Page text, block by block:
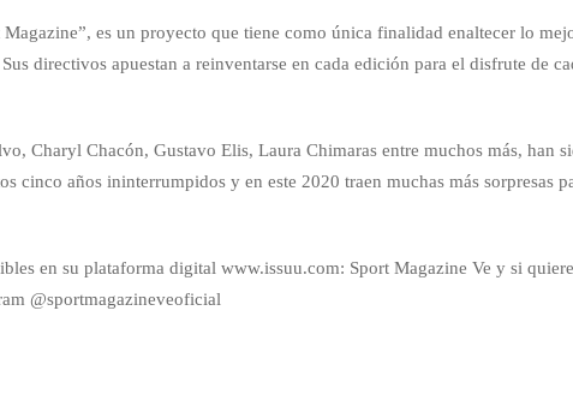
Magazine”, es un proyecto que tiene como única finalidad enaltecer lo
directivos apuestan a reinventarse en cada edición para el disfrute de
Charyl Chacón, Gustavo Elis, Laura Chimaras entre muchos más, han
cinco años ininterrumpidos y en este 2020 traen muchas más sorpresas
en su plataforma digital www.issuu.com: Sport Magazine Ve y si
@sportmagazineveoficial